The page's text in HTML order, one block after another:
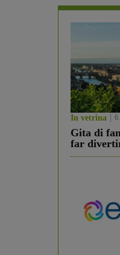
In vetrina 6
Gita di
far